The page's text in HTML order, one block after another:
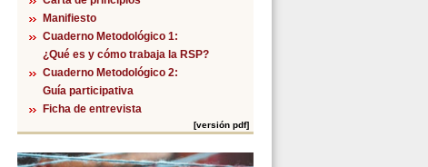
Manifiesto
Cuaderno Metodológico 1:
¿Qué es y cómo trabaja la RSP?
Cuaderno Metodológico 2:
Guía participativa
Ficha de entrevista
[versión pdf]